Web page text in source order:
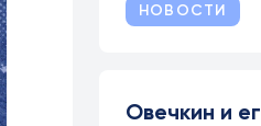
НОВОСТИ
Овечкин и